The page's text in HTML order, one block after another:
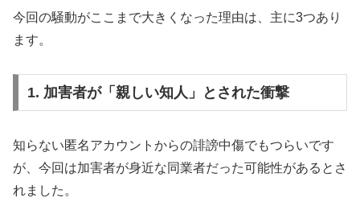
今回の騒動がここまで大きくなった理由は、主に3つあり
ます。
1. 加害者が「親しい知人」とされた衝撃
知らない匿名アカウントからの誹謗中傷でもつらいです
が、今回は加害者が身近な同業者だった可能性があるとさ
れました。